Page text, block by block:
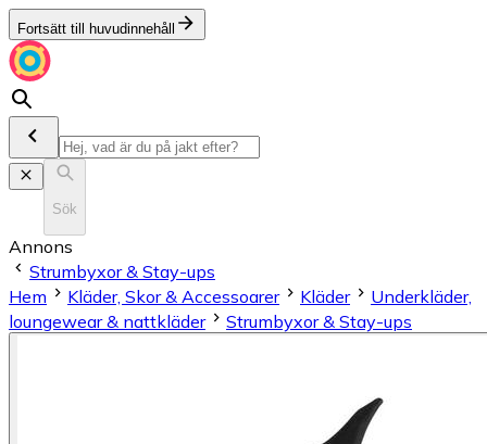
Fortsätt till huvudinnehåll
Sök
Annons
Strumbyxor & Stay-ups
Hem
Kläder, Skor & Accessoarer Kläder
Underkläder,
loungewear & nattkläder
Strumbyxor & Stay-ups